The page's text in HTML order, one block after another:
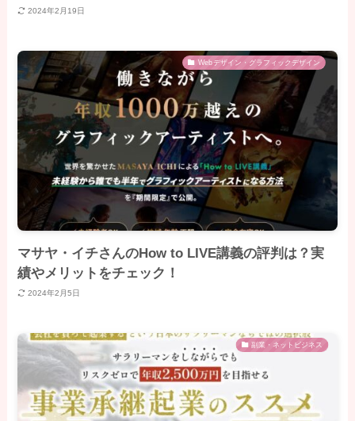
2024年2月19日
Webデザイン・グラフィックデザイン
マサヤ・イチさんのHow to LIVE講義の評判は？実
績やメリットをチェック！
2024年2月5日
副業・ネットビジネス